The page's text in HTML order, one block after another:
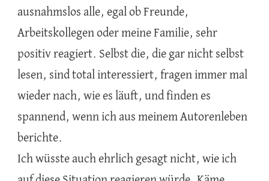
ausnahmslos alle, egal ob Freunde,
Arbeitskollegen oder meine Familie, sehr
positiv reagiert. Selbst die, die gar nicht selbst
lesen, sind total interessiert, fragen immer mal
wieder nach, wie es läuft, und finden es
spannend, wenn ich aus meinem Autorenleben
berichte.
Ich wüsste auch ehrlich gesagt nicht, wie ich